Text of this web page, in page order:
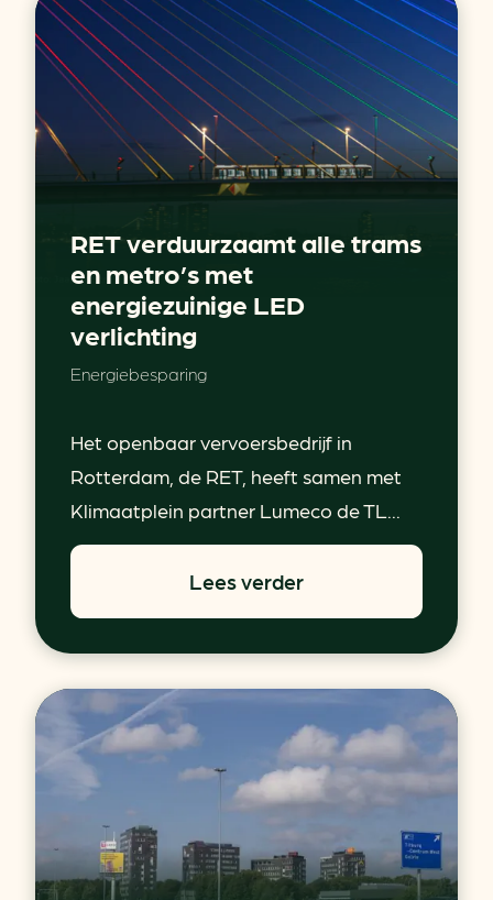
RET verduurzaamt alle trams
en metro’s met
energiezuinige LED
verlichting
Energiebesparing
Het openbaar vervoersbedrijf in
Rotterdam, de RET, heeft samen met
Klimaatplein partner Lumeco de TL...
Lees verder